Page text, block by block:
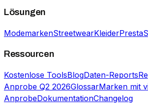
Lösungen
ModemarkenStreetwearKleider
Ressourcen
Kostenlose ToolsBlogDaten-Reports
Anprobe Q2 2026GlossarMarken mit
AnprobeDokumentationChangelog